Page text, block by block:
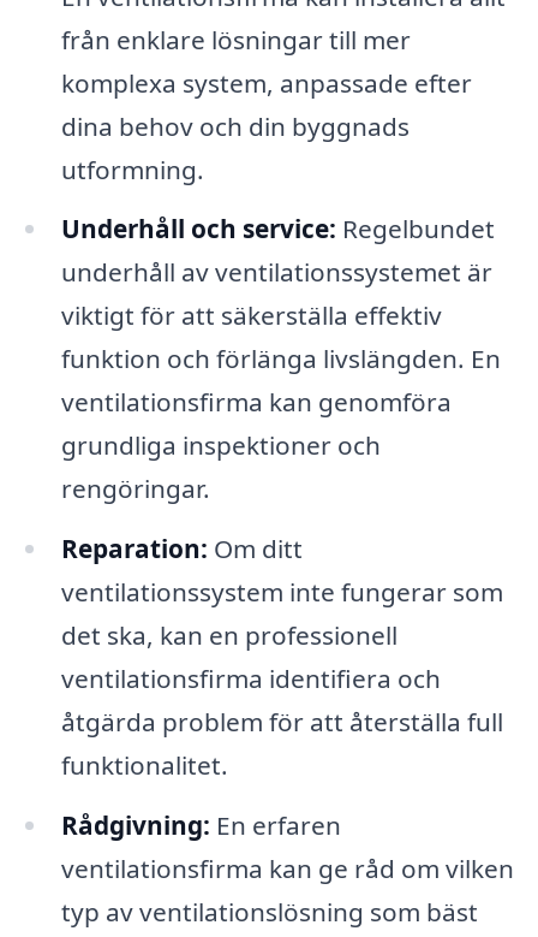
från enklare lösningar till mer
komplexa system, anpassade efter
dina behov och din byggnads
utformning.
Underhåll och service: Regelbundet
underhåll av ventilationssystemet är
viktigt för att säkerställa effektiv
funktion och förlänga livslängden. En
ventilationsfirma kan genomföra
grundliga inspektioner och
rengöringar.
Reparation: Om ditt
ventilationssystem inte fungerar som
det ska, kan en professionell
ventilationsfirma identifiera och
åtgärda problem för att återställa full
funktionalitet.
Rådgivning: En erfaren
ventilationsfirma kan ge råd om vilken
typ av ventilationslösning som bäst